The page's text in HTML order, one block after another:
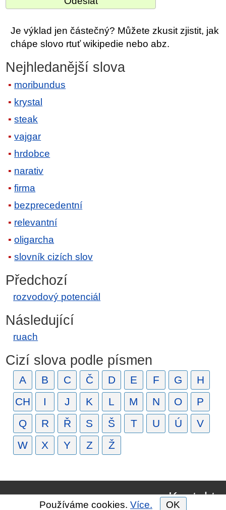
Je výklad jen částečný? Můžete zkusit zjistit, jak
chápe slovo rtuť wikipedie nebo abz.
Nejhledanější slova
moribundus
krystal
steak
vajgar
hrdobce
narativ
firma
bezprecedentní
relevantní
oligarcha
slovník cizích slov
Předchozí
rozvodový potenciál
Následující
ruach
Cizí slova podle písmen
A B C Č D E F G
H
CH
I J K L M N O
P
Q
R Ř S Š T U Ú
V
W
X Y Z Ž
Kontakt
Používáme cookies. Více. OK